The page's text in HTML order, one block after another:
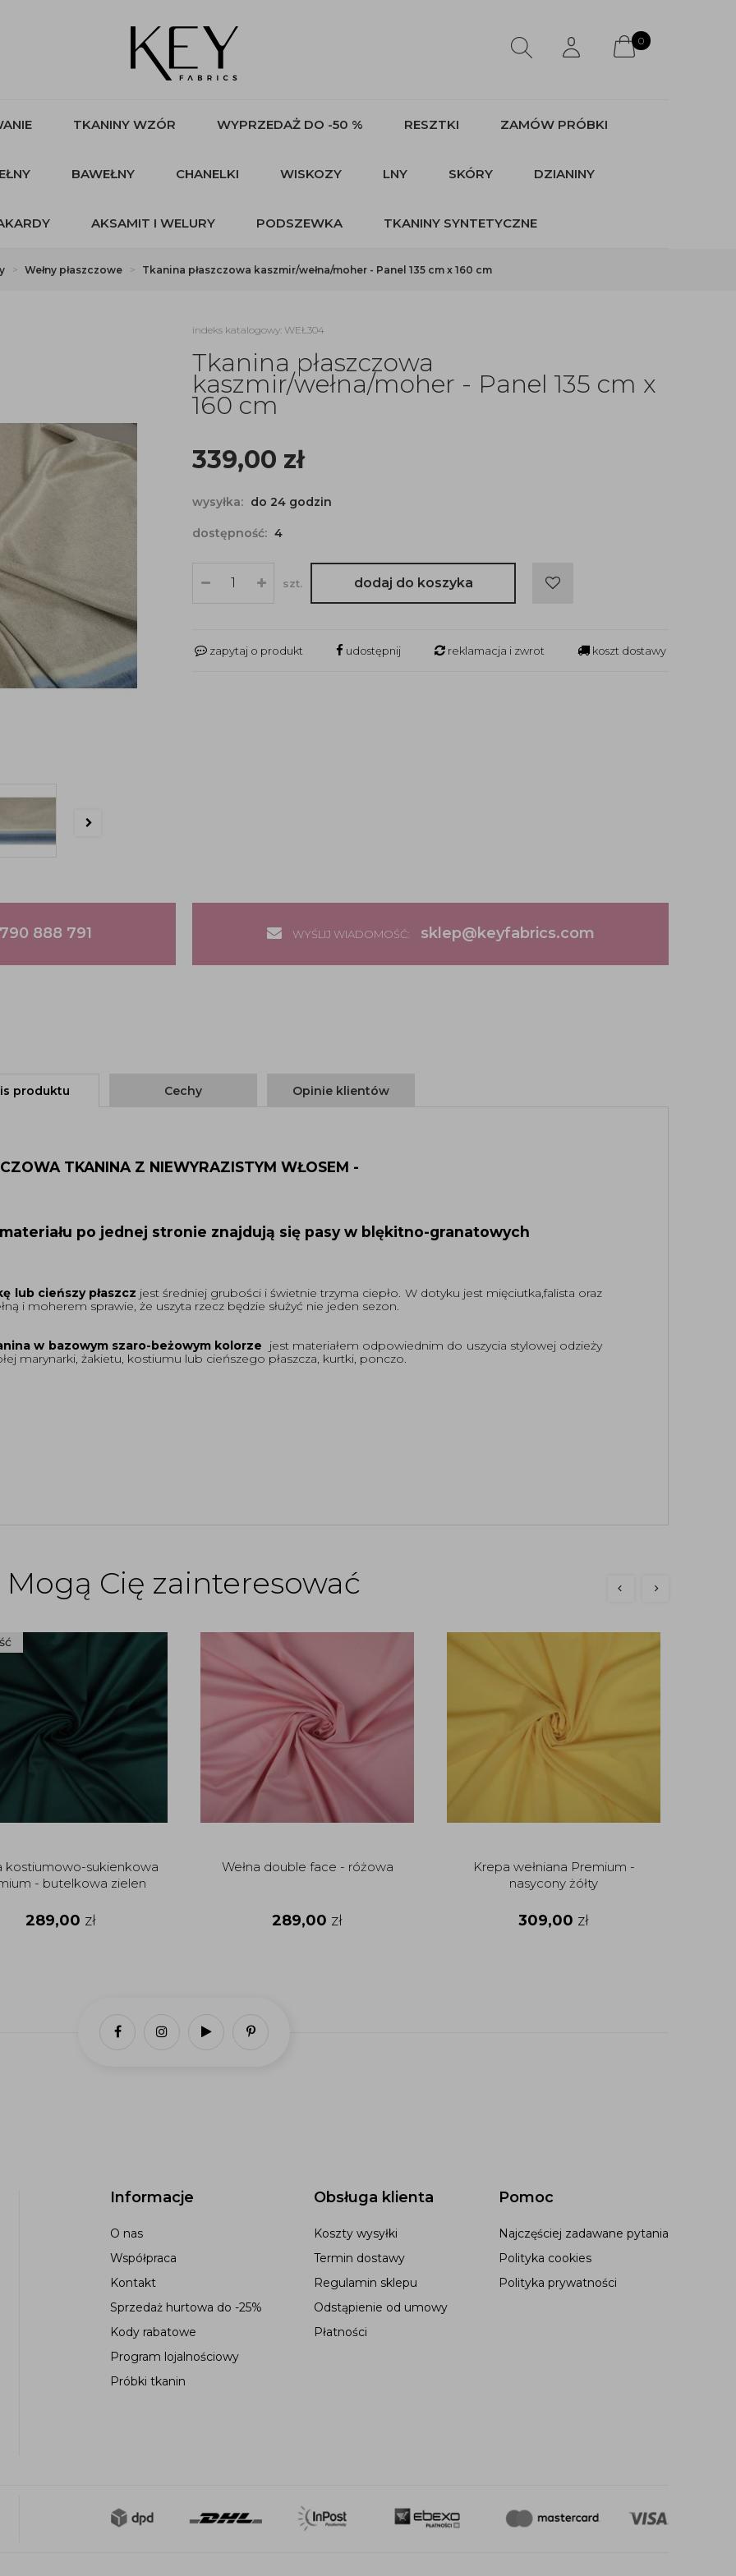
0
TKANINY WZÓR WYPRZEDAŻ DO -50 % RESZTKI ZAMÓW PRÓBKI
BAWEŁNY CHANELKI WISKOZY LNY SKÓRY DZIANINY
AKSAMIT I WELURY PODSZEWKA TKANINY SYNTETYCZNE
Wełny płaszczowe Tkanina płaszczowa kaszmir/wełna/moher - Panel 135 cm x 160 cm
indeks katalogowy: WEŁ304
Tkanina płaszczowa
kaszmir/wełna/moher - Panel 135 cm x
160 cm
339,00 zł
wysyłka: do 24 godzin
dostępność: 4
szt. dodaj do koszyka
zapytaj o produkt udostępnij reklamacja i zwrot koszt dostawy
888 791 WYŚLIJ WIADOMOŚĆ: sklep@keyfabrics.com
produktu Cechy Opinie klientów
TKANINA Z NIEWYRAZISTYM WŁOSEM -
po jednej stronie znajdują się pasy w blękitno-granatowych
lub cieńszy płaszcz jest średniej grubości i świetnie trzyma ciepło. W dotyku jest mięciutka,falista oraz
i moherem sprawie, że uszyta rzecz będzie służyć nie jeden sezon.
w bazowym szaro-beżowym kolorze jest materiałem odpowiednim do uszycia stylowej odzieży
marynarki, żakietu, kostiumu lub cieńszego płaszcza, kurtki, ponczo.
Mogą Cię zainteresować
kostiumowo-sukienkowa
- butelkowa zielen
289,00 zł
Wełna double face - różowa
289,00 zł
Krepa wełniana Premium -
nasycony żółty
309,00 zł
Informacje
O nas
Współpraca
Kontakt
Sprzedaż hurtowa do -25%
Kody rabatowe
Program lojalnościowy
Próbki tkanin
Obsługa klienta
Koszty wysyłki
Termin dostawy
Regulamin sklepu
Odstąpienie od umowy
Płatności
Pomoc
Najczęściej zadawane pytania
Polityka cookies
Polityka prywatności